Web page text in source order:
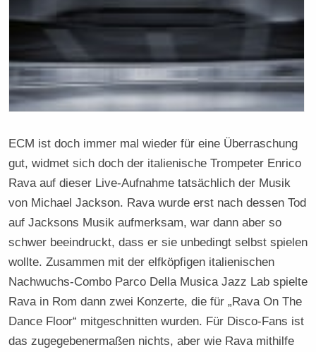
ECM ist doch immer mal wieder für eine Überraschung
gut, widmet sich doch der italienische Trompeter Enrico
Rava auf dieser Live-Aufnahme tatsächlich der Musik
von Michael Jackson. Rava wurde erst nach dessen Tod
auf Jacksons Musik aufmerksam, war dann aber so
schwer beeindruckt, dass er sie unbedingt selbst spielen
wollte. Zusammen mit der elfköpfigen italienischen
Nachwuchs-Combo Parco Della Musica Jazz Lab spielte
Rava in Rom dann zwei Konzerte, die für „Rava On The
Dance Floor“ mitgeschnitten wurden. Für Disco-Fans ist
das zugegebenermaßen nichts, aber wie Rava mithilfe